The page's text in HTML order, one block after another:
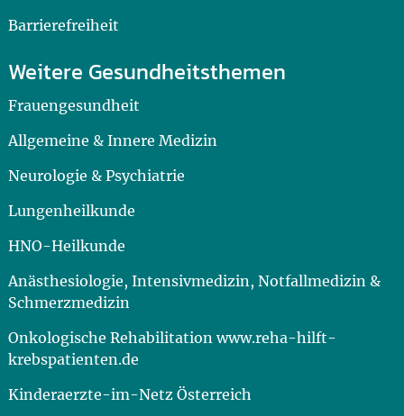
Barrierefreiheit
Weitere Gesundheitsthemen
Frauengesundheit
Allgemeine & Innere Medizin
Neurologie & Psychiatrie
Lungenheilkunde
HNO-Heilkunde
Anästhesiologie, Intensivmedizin, Notfallmedizin &
Schmerzmedizin
Onkologische Rehabilitation www.reha-hilft-
krebspatienten.de
Kinderaerzte-im-Netz Österreich